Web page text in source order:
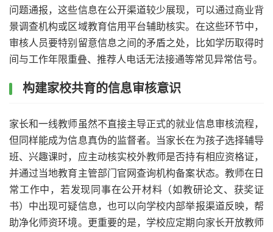
问题通报，这些信息在公开渠道较少展现，可以通过商业背
景调查机构或区域教育信用平台辅助核实。在这些环节中，
审核人员要特别留意信息之间的矛盾之处，比如学历取得时
间与工作年限重叠、推荐人电话无法接通等常见异常信号。
构建家校共育的信息审核意识
家长和一线教师虽然不直接主导正式的就业信息审核流程，
但同样能成为信息真伪的监督者。当家长在为孩子选择辅导
班、兴趣课时，应主动核实校外教师是否持有相应资格证，
并通过当地教育主管部门官网查询机构备案状态。教师在日
常工作中，若发现同事在公开材料（如教研论文、获奖证
书）中出现可疑信息，也可以向学校内部举报渠道反映，帮
助净化师资环境。更重要的是，学校应定期向家长开放教师